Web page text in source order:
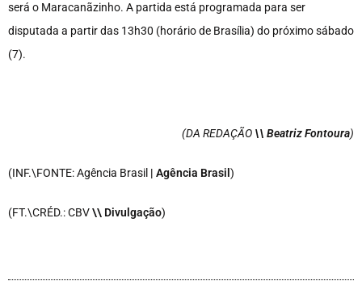
será o Maracanãzinho. A partida está programada para ser
disputada a partir das 13h30 (horário de Brasília) do próximo sábado
(7).
(DA REDAÇÃO \\ Beatriz Fontoura)
(INF.\FONTE: Agência Brasil | Agência Brasil )
(FT.\CRÉD.: CBV\\ Divulgação)